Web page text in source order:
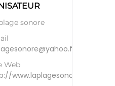
sonore
Web
www.laplagesonore.com/